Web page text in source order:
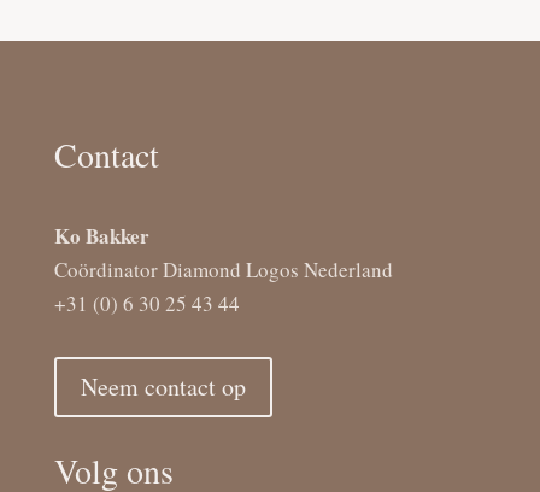
Contact
Ko Bakker
Coördinator Diamond Logos Nederland
+31 (0) 6 30 25 43 44
Neem contact op
Volg ons